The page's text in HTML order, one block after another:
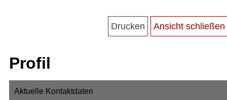
Profil
Aktuelle Kontaktdaten